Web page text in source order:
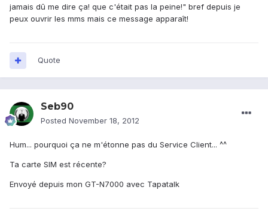
jamais dû me dire ça! que c'était pas la peine!" bref depuis je
peux ouvrir les mms mais ce message apparaît!
Quote
Seb90
Posted November 18, 2012
Hum... pourquoi ça ne m'étonne pas du Service Client... ^^
Ta carte SIM est récente?
Envoyé depuis mon GT-N7000 avec Tapatalk